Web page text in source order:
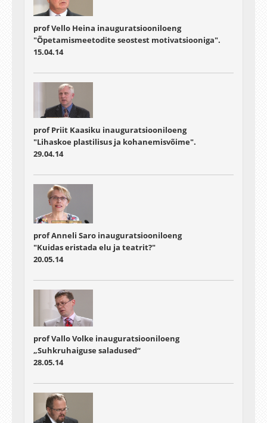
prof Vello Heina inauguratsiooniloeng
"Õpetamismeetodite seostest motivatsiooniga".
15.04.14
prof Priit Kaasiku inauguratsiooniloeng
"Lihaskoe plastilisus ja kohanemisvõime".
29.04.14
prof Anneli Saro inauguratsiooniloeng
"Kuidas eristada elu ja teatrit?"
20.05.14
prof Vallo Volke inauguratsiooniloeng
„Suhkruhaiguse saladused“
28.05.14